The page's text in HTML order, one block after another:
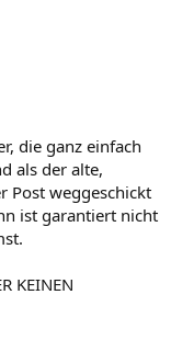
die ganz einfach
als der alte,
Post weggeschickt
ist garantiert nicht
KEINEN